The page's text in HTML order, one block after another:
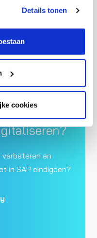
Lees meer over
in onze privacy- en
Details tonen
cookies
ondersteuning voor
verbeteren en
in SAP eindigden?